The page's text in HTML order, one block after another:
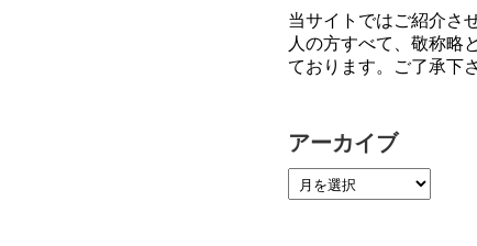
当サイトではご紹介さ
人の方すべて、敬称略
ております。ご了承下さ
アーカイブ